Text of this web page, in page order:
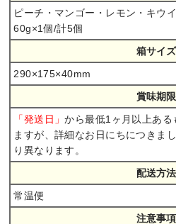
ピーチ・マンゴー・レモン・キウ
60g×1個/計5個
箱サイズ
290×175×40mm
賞味期限
「発送日」から最低1ヶ月以上ある
ますが、詳細なお日にちにつきま
り異なります。
配送方法
常温便
注意事項